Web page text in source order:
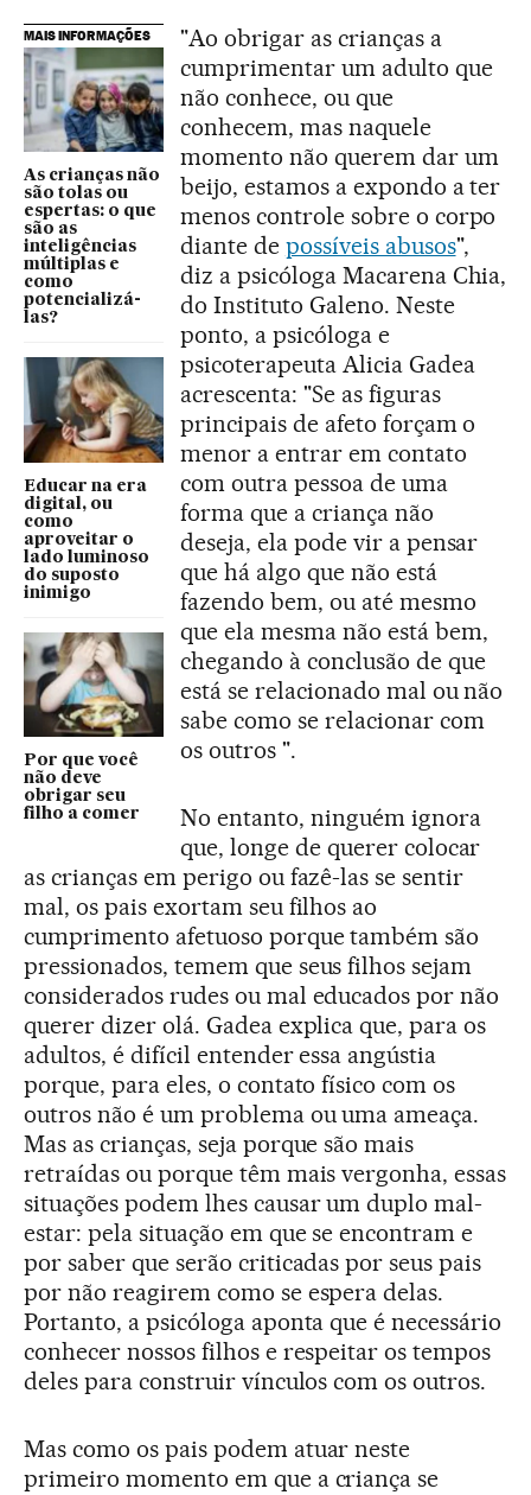
MAIS INFORMAÇÕES
As crianças não
são tolas ou
espertas: o que
são as
inteligências
múltiplas e
como
potencializá-
las?
Educar na era
digital, ou
como
aproveitar o
lado luminoso
do suposto
inimigo
Por que você
não deve
obrigar seu
filho a comer
"Ao obrigar as crianças a
cumprimentar um adulto que
não conhece, ou que
conhecem, mas naquele
momento não querem dar um
beijo, estamos a expondo a ter
menos controle sobre o corpo
diante de possíveis abusos",
diz a psicóloga Macarena Chia,
do Instituto Galeno. Neste
ponto, a psicóloga e
psicoterapeuta Alicia Gadea
acrescenta: "Se as figuras
principais de afeto forçam o
menor a entrar em contato
com outra pessoa de uma
forma que a criança não
deseja, ela pode vir a pensar
que há algo que não está
fazendo bem, ou até mesmo
que ela mesma não está bem,
chegando à conclusão de que
está se relacionado mal ou não
sabe como se relacionar com
os outros ".
No entanto, ninguém ignora
que, longe de querer colocar
as crianças em perigo ou fazê-las se sentir
mal, os pais exortam seu filhos ao
cumprimento afetuoso porque também são
pressionados, temem que seus filhos sejam
considerados rudes ou mal educados por não
querer dizer olá. Gadea explica que, para os
adultos, é difícil entender essa angústia
porque, para eles, o contato físico com os
outros não é um problema ou uma ameaça.
Mas as crianças, seja porque são mais
retraídas ou porque têm mais vergonha, essas
situações podem lhes causar um duplo mal-
estar: pela situação em que se encontram e
por saber que serão criticadas por seus pais
por não reagirem como se espera delas.
Portanto, a psicóloga aponta que é necessário
conhecer nossos filhos e respeitar os tempos
deles para construir vínculos com os outros.
Mas como os pais podem atuar neste
primeiro momento em que a criança se